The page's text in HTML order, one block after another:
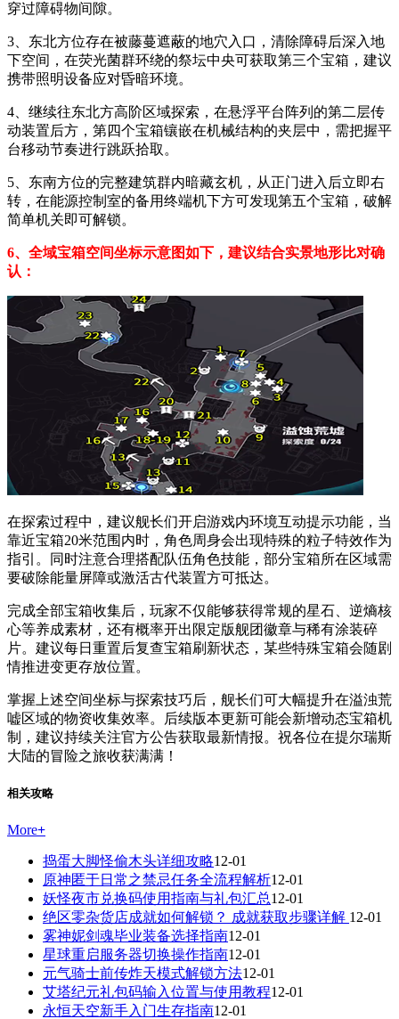
穿过障碍物间隙。
3、东北方位存在被藤蔓遮蔽的地穴入口，清除障碍后深入地
下空间，在荧光菌群环绕的祭坛中央可获取第三个宝箱，建议
携带照明设备应对昏暗环境。
4、继续往东北方高阶区域探索，在悬浮平台阵列的第二层传
动装置后方，第四个宝箱镶嵌在机械结构的夹层中，需把握平
台移动节奏进行跳跃拾取。
5、东南方位的完整建筑群内暗藏玄机，从正门进入后立即右
转，在能源控制室的备用终端机下方可发现第五个宝箱，破解
简单机关即可解锁。
6、全域宝箱空间坐标示意图如下，建议结合实景地形比对确
认：
在探索过程中，建议舰长们开启游戏内环境互动提示功能，当
靠近宝箱20米范围内时，角色周身会出现特殊的粒子特效作为
指引。同时注意合理搭配队伍角色技能，部分宝箱所在区域需
要破除能量屏障或激活古代装置方可抵达。
完成全部宝箱收集后，玩家不仅能够获得常规的星石、逆熵核
心等养成素材，还有概率开出限定版舰团徽章与稀有涂装碎
片。建议每日重置后复查宝箱刷新状态，某些特殊宝箱会随剧
情推进变更存放位置。
掌握上述空间坐标与探索技巧后，舰长们可大幅提升在溢浊荒
嘘区域的物资收集效率。后续版本更新可能会新增动态宝箱机
制，建议持续关注官方公告获取最新情报。祝各位在提尔瑞斯
大陆的冒险之旅收获满满！
相关攻略
More+
捣蛋大脚怪偷木头详细攻略12-01
原神匿于日常之禁忌任务全流程解析12-01
妖怪夜市兑换码使用指南与礼包汇总12-01
绝区零杂货店成就如何解锁？ 成就获取步骤详解 12-01
雾神妮剑魂毕业装备选择指南12-01
星球重启服务器切换操作指南12-01
元气骑士前传炸天模式解锁方法12-01
艾塔纪元礼包码输入位置与使用教程12-01
永恒天空新手入门生存指南12-01